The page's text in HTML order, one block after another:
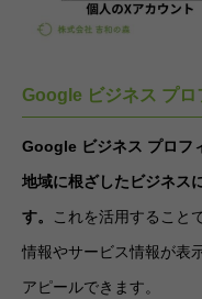
Google ビジネス プロ
Google ビジネス プロフ
地域に根ざしたビジネス
す。
これを活用すること
情報やサービス情報が表
アピールできます。